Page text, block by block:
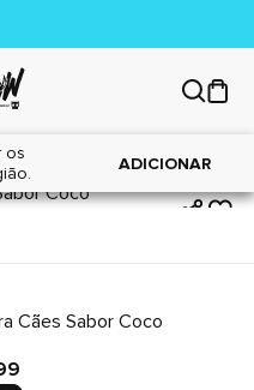
os
ADICIONAR
Cães Sabor Coco